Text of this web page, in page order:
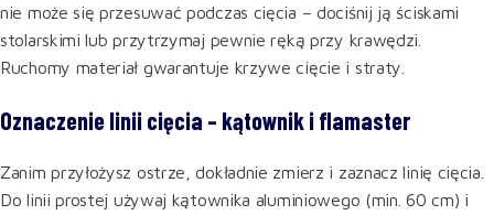
nie może się przesuwać podczas cięcia – dociśnij ją ściskami
stolarskimi lub przytrzymaj pewnie ręką przy krawędzi.
Ruchomy materiał gwarantuje krzywe cięcie i straty.
Oznaczenie linii cięcia – kątownik i flamaster
Zanim przyłożysz ostrze, dokładnie zmierz i zaznacz linię cięcia.
Do linii prostej używaj kątownika aluminiowego (min. 60 cm) i